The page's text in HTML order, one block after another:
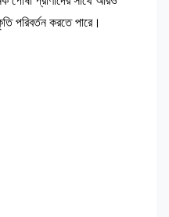
পরিবর্তন করতে পারে।